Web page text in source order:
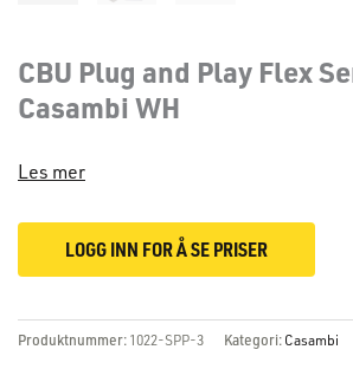
CBU Plug and Play Flex
Casambi WH
Les mer
LOGG INN FOR Å SE PRISER
Produktnummer: 1022-SPP-3 Kategori: Casambi